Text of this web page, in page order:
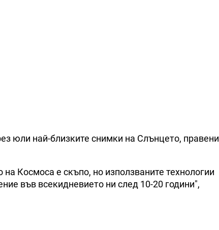
юли най-близките снимки на Слънцето, правени
Космоса е скъпо, но използваните технологии
във всекидневието ни след 10-20 години",